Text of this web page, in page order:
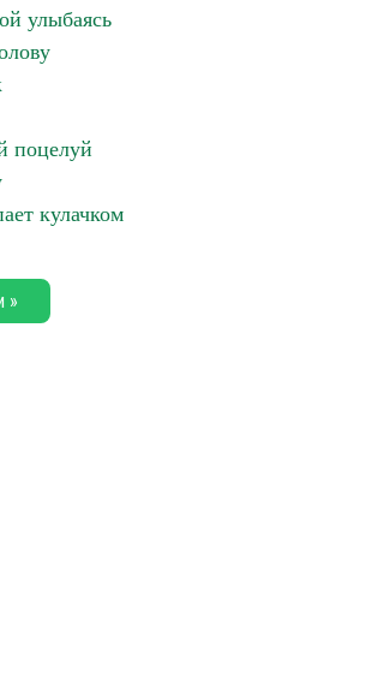
улыбаясь
поцелуй
кулачком
»